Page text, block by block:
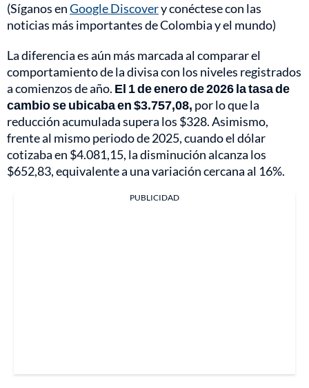
(Síganos enGoogle Discovery conéctese con las
noticias más importantes de Colombia y el mundo)
La diferencia es aún más marcada al comparar el
comportamiento de la divisa con los niveles registrados
a comienzos de año. El 1 de enero de 2026 la tasa de
cambio se ubicaba en $3.757,08, por lo que la
reducción acumulada supera los $328. Asimismo,
frente al mismo periodo de 2025, cuando el dólar
cotizaba en $4.081,15, la disminución alcanza los
$652,83, equivalente a una variación cercana al 16%.
PUBLICIDAD